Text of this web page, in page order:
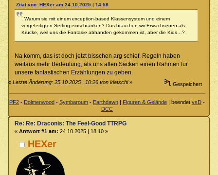
Zitat von: HEXer am 24.10.2025 | 14:58
. Warum sie mit einem exception-based Klassensystem und einem
vorgefertigten Setting einschränken? Das brauchen wir Erwachsenen als
Krücke, weil uns die Fantasie abhanden gekommen ist, aber die Kids…?
Na komm, das ist doch jetzt bisschen arg schief. Regeln haben
weitaus mehr Bedeutung, als uns alten Säcken einen Rahmen für
unsere fantastischen Erzählungen zu geben.
«Letzte Änderung: 25.10.2025 | 10:26 von klatschi» Gespeichert
PF2- Dolmenwood - Symbaroum- Earthdawn| Figuren & Gelände| beendet vsD-
DCC
HEXer
Re: Re: Draconis: The Feel-Good TTRPG
« Antwort #1 am: 24.10.2025 | 18:10 »